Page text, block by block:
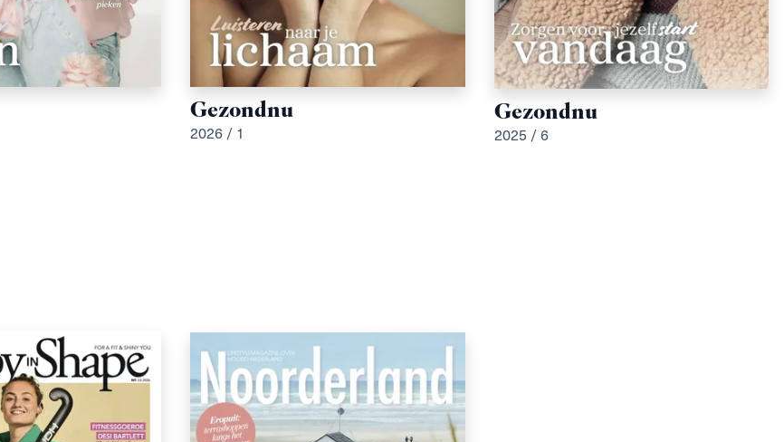
Gezondnu
2026 / 1
Gezondnu
2025 / 6